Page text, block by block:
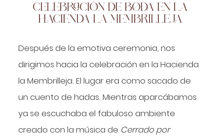
CELEBRACIÓN DE BODA EN LA
HACIENDA LA MEMBRILLEJA
Después de la emotiva ceremonia, nos
dirigimos hacia la celebración en la Hacienda
la Membrilleja. El lugar era como sacado de
un cuento de hadas. Mientras aparcábamos
ya se escuchaba el fabuloso ambiente
creado con la música de Cerrado por